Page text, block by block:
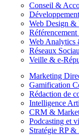
Conseil &
Web Design
Web Analytics
Réseaux
Veille & e-
Marketing
Gamification
Rédaction de
Intelligence
CRM &
Podcasting et
Stratégie RP